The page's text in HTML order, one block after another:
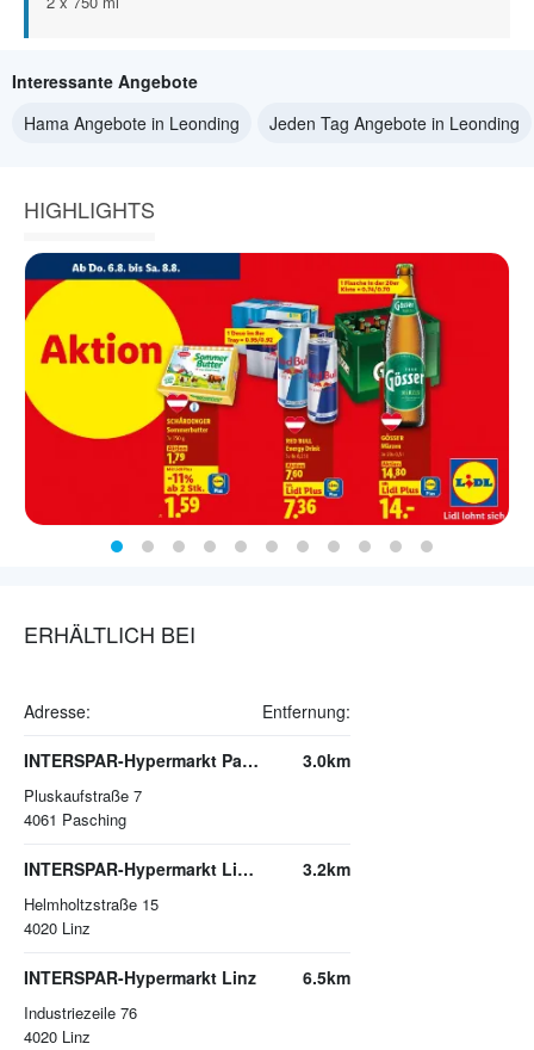
Interessante Angebote
Hama Angebote in Leonding
Jeden Tag Angebote in Leonding
HIGHLIGHTS
ERHÄLTLICH BEI
Adresse: Entfernung:
INTERSPAR-Hypermarkt Pasching, PLUS CITY
Pluskaufstraße 7
4061 Pasching
3.0km
INTERSPAR-Hypermarkt Linz-Wegscheid
Helmholtzstraße 15
4020 Linz
3.2km
INTERSPAR-Hypermarkt Linz
Industriezeile 76
4020 Linz
6.5km